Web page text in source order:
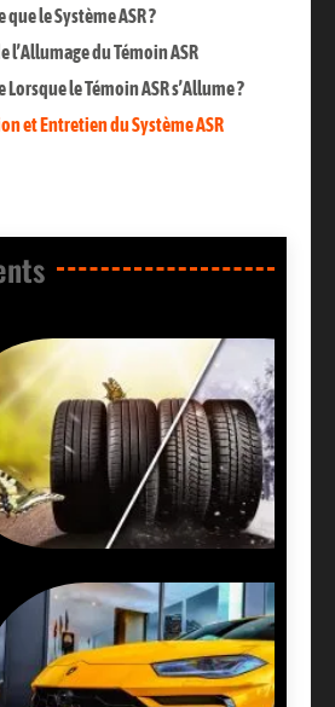
que le Système ASR ?
l’Allumage du Témoin ASR
Lorsque le Témoin ASR s’Allume ?
et Entretien du Système ASR